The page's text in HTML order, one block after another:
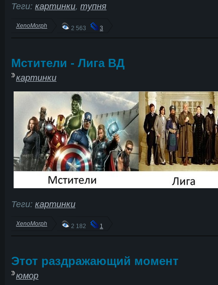
Теги: картинки, тупня
XenoMorph 2 563 3
Мстители - Лига ВД
картинки
Теги: картинки
XenoMorph 2 182 1
Этот раздражающий момент
юмор